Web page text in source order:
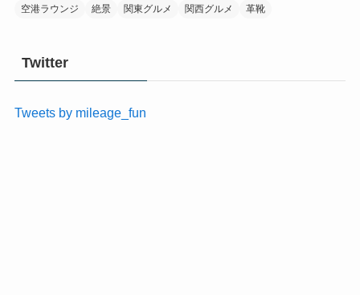
空港ラウンジ
絶景 関東グルメ 関西グルメ 革靴
Twitter
Tweets by mileage_fun